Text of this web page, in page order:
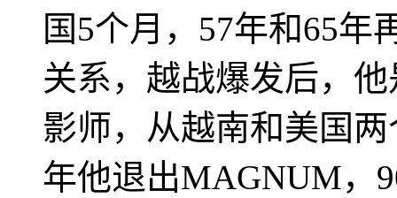
国5个月，57年和65年
关系，越战爆发后，
影师，从越南和美国
年他退出MAGNUM，